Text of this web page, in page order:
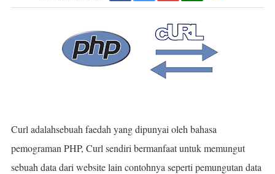
Curl adalahsebuah faedah yang dipunyai oleh bahasa
pemograman PHP, Curl sendiri bermanfaat untuk memungut
sebuah data dari website lain contohnya seperti pemungutan data